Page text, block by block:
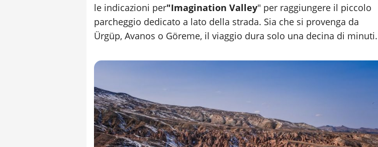
le indicazioni per"Imagination Valley" per raggiungere il piccolo
parcheggio dedicato a lato della strada. Sia che si provenga da
Ürgüp, Avanos o Göreme, il viaggio dura solo una decina di minuti.